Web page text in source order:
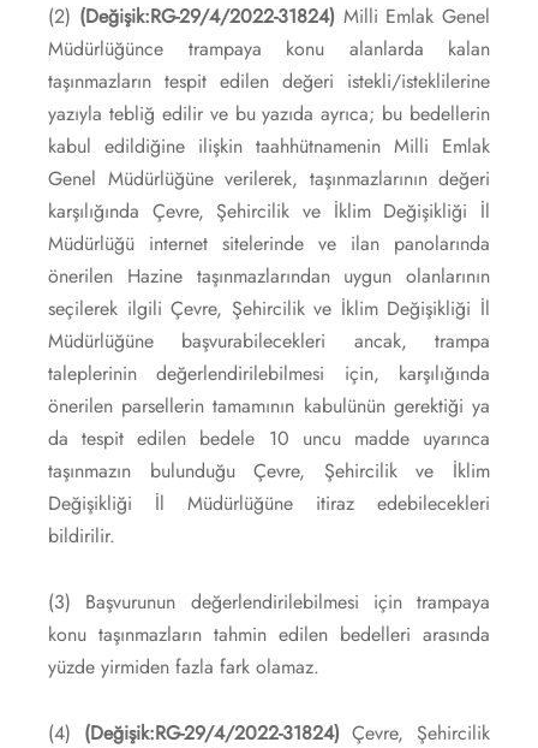
(2) (Değişik:RG-29/4/2022-31824) Milli Emlak Genel
Müdürlüğünce trampaya konu alanlarda kalan
taşınmazların tespit edilen değeri istekli/isteklilerine
yazıyla tebliğ edilir ve bu yazıda ayrıca; bu bedellerin
kabul edildiğine ilişkin taahhütnamenin Milli Emlak
Genel Müdürlüğüne verilerek, taşınmazlarının değeri
karşılığında Çevre, Şehircilik ve İklim Değişikliği İl
Müdürlüğü internet sitelerinde ve ilan panolarında
önerilen Hazine taşınmazlarından uygun olanlarının
seçilerek ilgili Çevre, Şehircilik ve İklim Değişikliği İl
Müdürlüğüne başvurabilecekleri ancak, trampa
taleplerinin değerlendirilebilmesi için, karşılığında
önerilen parsellerin tamamının kabulünün gerektiği ya
da tespit edilen bedele 10 uncu madde uyarınca
taşınmazın bulunduğu Çevre, Şehircilik ve İklim
Değişikliği İl Müdürlüğüne itiraz edebilecekleri
bildirilir.
(3) Başvurunun değerlendirilebilmesi için trampaya
konu taşınmazların tahmin edilen bedelleri arasında
yüzde yirmiden fazla fark olamaz.
(4) (Değişik:RG-29/4/2022-31824) Çevre, Şehircilik